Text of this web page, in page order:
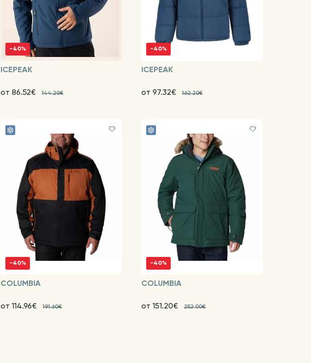
-40%
ICEPEAK
от 86.52€ 144.20€
-40%
ICEPEAK
от 97.32€ 162.20€
-40%
COLUMBIA
от 114.96€ 191.60€
-40%
COLUMBIA
от 151.20€ 252.00€